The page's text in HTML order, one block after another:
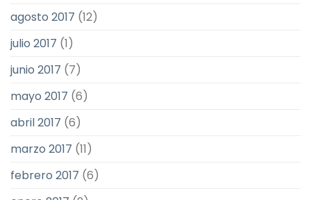
agosto 2017 (12)
julio 2017 (1)
junio 2017 (7)
mayo 2017 (6)
abril 2017 (6)
marzo 2017 (11)
febrero 2017 (6)